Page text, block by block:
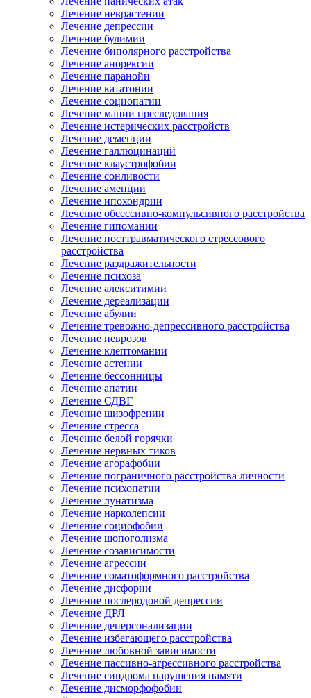
Лечение неврастении
Лечение депрессии
Лечение булимии
Лечение биполярного расстройства
Лечение анорексии
Лечение паранойи
Лечение кататонии
Лечение социопатии
Лечение мании преследования
Лечение истерических расстройств
Лечение деменции
Лечение галлюцинаций
Лечение клаустрофобии
Лечение сонливости
Лечение аменции
Лечение ипохондрии
Лечение обсессивно-компульсивного расстройства
Лечение гипомании
Лечение посттравматического стрессового
расстройства
Лечение раздражительности
Лечение психоза
Лечение алекситимии
Лечение дереализации
Лечение абулии
Лечение тревожно-депрессивного расстройства
Лечение неврозов
Лечение клептомании
Лечение астении
Лечение бессонницы
Лечение апатии
Лечение СДВГ
Лечение шизофрении
Лечение стресса
Лечение белой горячки
Лечение нервных тиков
Лечение агорафобии
Лечение пограничного расстройства личности
Лечение психопатии
Лечение лунатизма
Лечение нарколепсии
Лечение социофобии
Лечение шопоголизма
Лечение созависимости
Лечение агрессии
Лечение соматоформного расстройства
Лечение дисфории
Лечение послеродовой депрессии
Лечение ДРЛ
Лечение деперсонализации
Лечение избегающего расстройства
Лечение любовной зависимости
Лечение пассивно-агрессивного расстройства
Лечение синдрома нарушения памяти
Лечение дисморфофобии